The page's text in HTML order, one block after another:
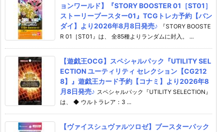
ョンワールド】『STORY BOOSTER 01［ST01］
ストーリーブースター01』TCGトレカ予約【バン
ダイ】より2026年8月8日発売♪
『STORY BOOSTE
R 01［ST01』は、 全85種よりランダムに封入。 ...
【遊戯王OCG】スペシャルパック『UTILITY SEL
ECTION ユーティリティ セレクション【CG212
8】』遊戯王カード予約【コナミ】より2026年8
月8日発売♪ スペシャルパック『UTILITY SELECTION』
は、 ◆ ウルトラレア：3 ...
【ヴァイスシュヴァルツロゼ】ブースターパック